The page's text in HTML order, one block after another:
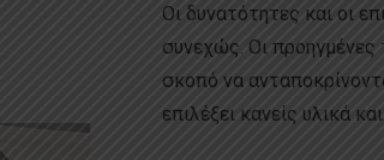
Οι δυνατότητες και οι
συνεχώς. Οι προηγμένες
σκοπό να
επιλέξει κανείς υλικά